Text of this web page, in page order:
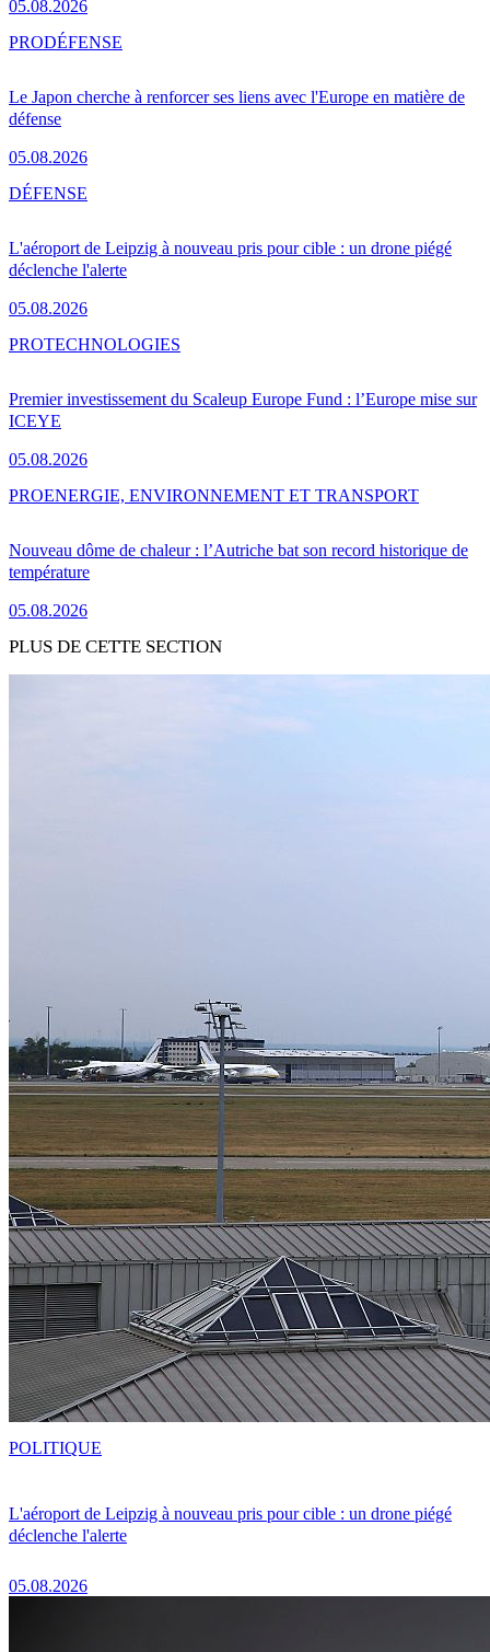
05.08.2026
Le Japon cherche à renforcer ses liens avec l'Europe en matière de
défense
05.08.2026
PRODÉFENSE
L'aéroport de Leipzig à nouveau pris pour cible : un drone piégé
déclenche l'alerte
05.08.2026
DÉFENSE
Premier investissement du Scaleup Europe Fund : l’Europe mise sur
ICEYE
05.08.2026
PROTECHNOLOGIES
Nouveau dôme de chaleur : l’Autriche bat son record historique de
température
05.08.2026
PROENERGIE, ENVIRONNEMENT ET TRANSPORT
PLUS DE CETTE SECTION
L'aéroport de Leipzig à nouveau pris pour cible : un drone piégé
déclenche l'alerte
05.08.2026
POLITIQUE